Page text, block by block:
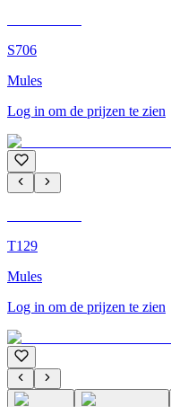
S706
Mules
Log in om de prijzen te zien
T129
Mules
Log in om de prijzen te zien